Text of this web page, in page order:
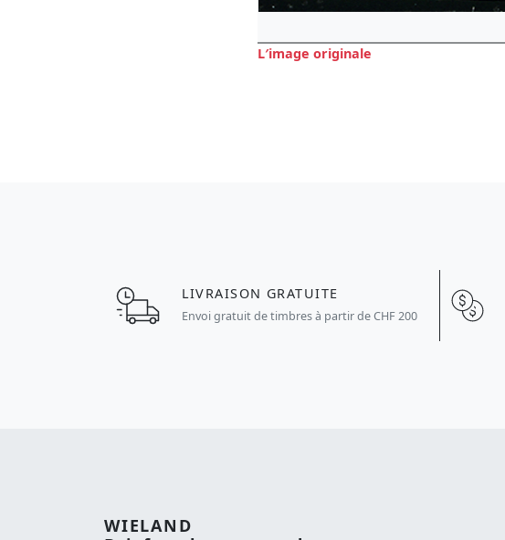
L′image originale
LIVRAISON GRATUITE
Envoi gratuit de timbres à partir de CHF 200
WIELAND